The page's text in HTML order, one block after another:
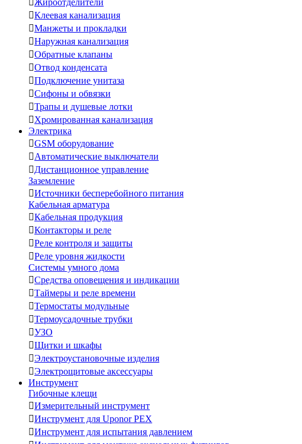
Жироотделители
Клеевая канализация
Манжеты и прокладки
Наружная канализация
Обратные клапаны
Отвод конденсата
Подключение унитаза
Сифоны и обвязки
Трапы и душевые лотки
Хромированная канализация
Электрика
GSM оборудование
Автоматические выключатели
Дистанционное управление
Заземление
Источники бесперебойного питания
Кабельная арматура
Кабельная продукция
Контакторы и реле
Реле контроля и защиты
Реле уровня жидкости
Системы умного дома
Средства оповещения и индикации
Таймеры и реле времени
Термостаты модульные
Термоусадочные трубки
УЗО
Щитки и шкафы
Электроустановочные изделия
Электрощитовые аксессуары
Инструмент
Гибочные клещи
Измерительный инструмент
Инструмент для Uponor PEX
Инструмент для испытания давлением